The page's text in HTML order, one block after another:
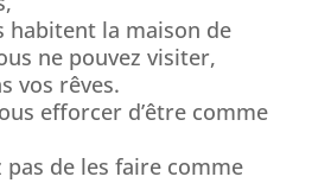
habitent la maison de
ne pouvez visiter,
vos rêves.
efforcer d’être comme
de les faire comme